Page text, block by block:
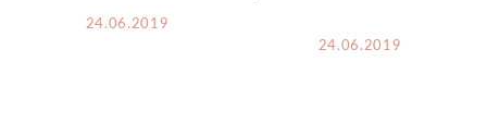
24.06.2019
24.06.2019